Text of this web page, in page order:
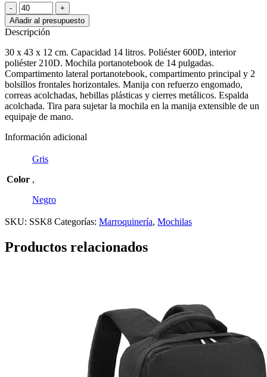
Mochila
"TRANSLATE"
cantidad
Añadir al presupuesto
Descripción
30 x 43 x 12 cm. Capacidad 14 litros. Poliéster 600D, interior
poliéster 210D. Mochila portanotebook de 14 pulgadas.
Compartimento lateral portanotebook, compartimento principal y 2
bolsillos frontales horizontales. Manija con refuerzo engomado,
correas acolchadas, hebillas plásticas y cierres metálicos. Espalda
acolchada. Tira para sujetar la mochila en la manija extensible de un
equipaje de mano.
Información adicional
Color
Gris
,
Negro
SKU: SSK8 Categorías: Marroquinería, Mochilas
Productos relacionados